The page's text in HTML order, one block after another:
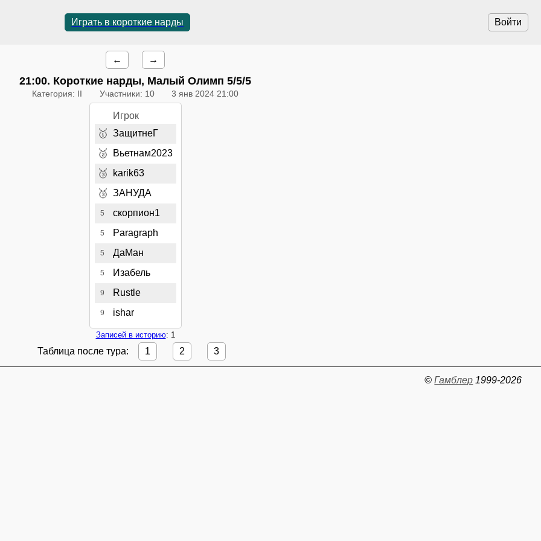
Войти
Играть в короткие нарды
← →
21:00. Короткие нарды, Малый Олимп 5/5/5
Категория: II Участники: 10 3 янв 2024 21:00
Игрок
🥇 ЗащитнеГ
🥈 Вьетнам2023
🥉 karik63
🥉 ЗАНУДА
5 скорпион1
5 Paragraph
5 ДаМан
5 Изабель
9 Rustle
9 ishar
Записей в историю: 1
Таблица после тура: 1 2 3
©Гамблер 1999-2026